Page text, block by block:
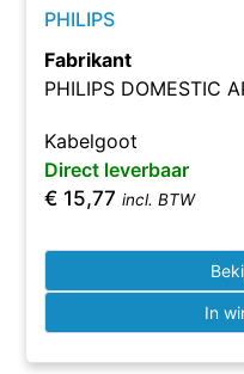
PHILIPS
Fabrikant
PHILIPS DOMESTIC
Kabelgoot
Direct leverbaar
€ 15,77 incl. BTW
In